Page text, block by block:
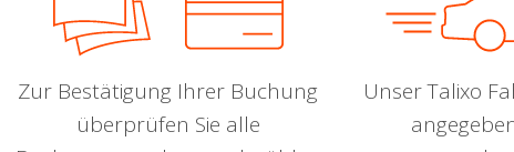
Zur Bestätigung Ihrer Buchung
überprüfen Sie alle
Unser Talixo